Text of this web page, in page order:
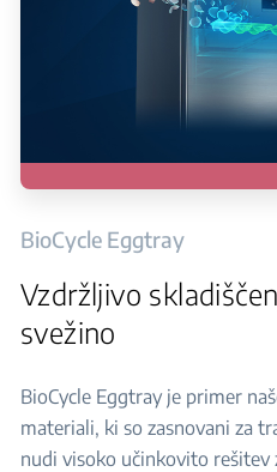
BioCycle Eggtray
Vzdržljivo
svežino
BioCycle Eggtray je primer
materiali, ki so zasnovani za
nudi visoko učinkovito rešitev